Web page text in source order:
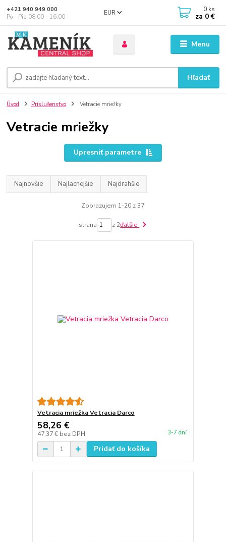
Menu
EUR
Hľadať
+421 940 949 000
Po - Pia 08:00 - 16:00
0 ks
za 0 €
Úvod Príslušenstvo Vetracie mriežky
Vetracie mriežky
Upresniť parametre
Najnovšie Najlacnejšie Najdrahšie
Zobrazujem 1-20 z 37
strana z 2ďalšie
Vetracia mriežka Vetracia Darco
58,26 €
47,37 € bez DPH 3-7 dní
Pridať do košíka